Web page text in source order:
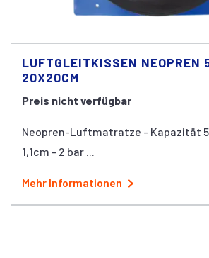
LUFTGLEITKISSEN NEOPREN
20X20CM
Preis nicht verfügbar
Neopren-Luftmatratze - Kapazität
1,1cm - 2 bar ...
Mehr Informationen